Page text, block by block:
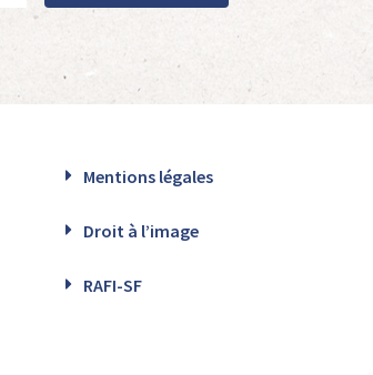
Mentions légales
Droit à l’image
RAFI-SF